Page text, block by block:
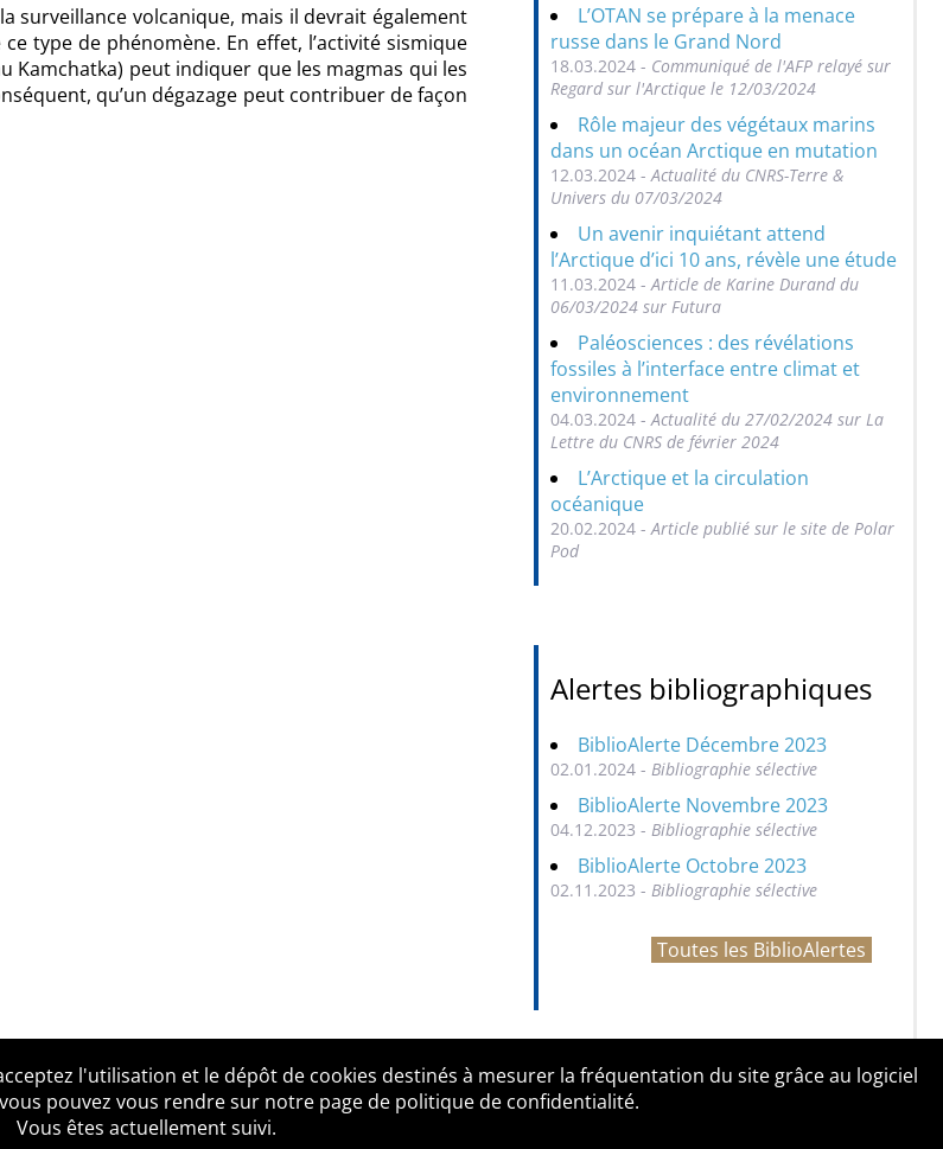
surveillance volcanique, mais il devrait également
type de phénomène. En effet, l’activité sismique
Kamchatka) peut indiquer que les magmas qui les
qu’un dégazage peut contribuer de façon
L’OTAN se prépare à la menace
russe dans le Grand Nord
18.03.2024 - Communiqué de l'AFP relayé sur
Regard sur l'Arctique le 12/03/2024
Rôle majeur des végétaux marins
dans un océan Arctique en mutation
12.03.2024 - Actualité du CNRS-Terre &
Univers du 07/03/2024
Un avenir inquiétant attend
l’Arctique d’ici 10 ans, révèle une étude
11.03.2024 - Article de Karine Durand du
06/03/2024 sur Futura
Paléosciences : des révélations
fossiles à l’interface entre climat et
environnement
04.03.2024 - Actualité du 27/02/2024 sur La
Lettre du CNRS de février 2024
L’Arctique et la circulation
océanique
20.02.2024 - Article publié sur le site de Polar
Pod
Alertes bibliographiques
BiblioAlerte Décembre 2023
02.01.2024 - Bibliographie sélective
BiblioAlerte Novembre 2023
04.12.2023 - Bibliographie sélective
BiblioAlerte Octobre 2023
02.11.2023 - Bibliographie sélective
Toutes les BiblioAlertes
légales Accessibilité Politique de confidentialité Contact
l'utilisation et le dépôt de cookies destinés à mesurer la fréquentation du site grâce au logiciel
pouvez vous rendre sur notre page de politique de confidentialité.
Vous êtes actuellement suivi.